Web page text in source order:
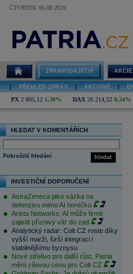
ČTVRTEK 06.08.2026
ZPRAVODAJSTVÍ
PŘEHLED ZPRÁV AKCIOVÉ
PX 2 805,12 1,30% DAX 26 214,52 0,34%
HLEDAT V KOMENTÁŘÍCH
hledat
Pokročilé hledání
INVESTIČNÍ DOPORUČENÍ
AstraZeneca jako sázka na
defenzivu mimo AI horečku
Arista Networks: AI může firmě
zajistit příznivý vítr do zad
Analytický radar: Colt CZ roste díky
vyšší marži, širší integraci i
stabilnějšímu byznysu
Nové střelivo pro další růst. Patria
mění cílovou cenu pro Colt CZ